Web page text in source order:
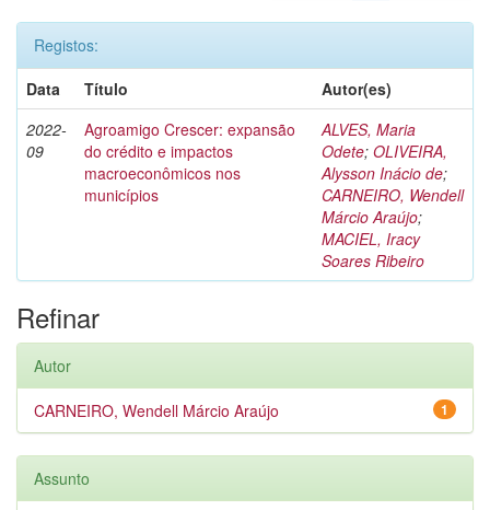
Registos:
Data
Título
Autor(es)
2022-
09
Agroamigo Crescer: expansão
do crédito e impactos
macroeconômicos nos
municípios
ALVES, Maria
Odete; OLIVEIRA,
Alysson Inácio de;
CARNEIRO, Wendell
Márcio Araújo;
MACIEL, Iracy
Soares Ribeiro
Refinar
Autor
1
CARNEIRO, Wendell Márcio Araújo
Assunto